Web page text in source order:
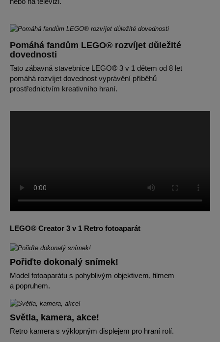
Pomáhá fandům LEGO® rozvíjet důležité
dovednosti
Tato zábavná stavebnice LEGO® 3 v 1 dětem od 8 let
pomáhá rozvíjet dovednost vyprávění příběhů
prostřednictvím kreativního hraní.
LEGO® Creator 3 v 1 Retro fotoaparát
Pořiďte dokonalý snímek!
Model fotoaparátu s pohyblivým objektivem, filmem
a popruhem.
Světla, kamera, akce!
Retro kamera s výklopným displejem pro hraní rolí.